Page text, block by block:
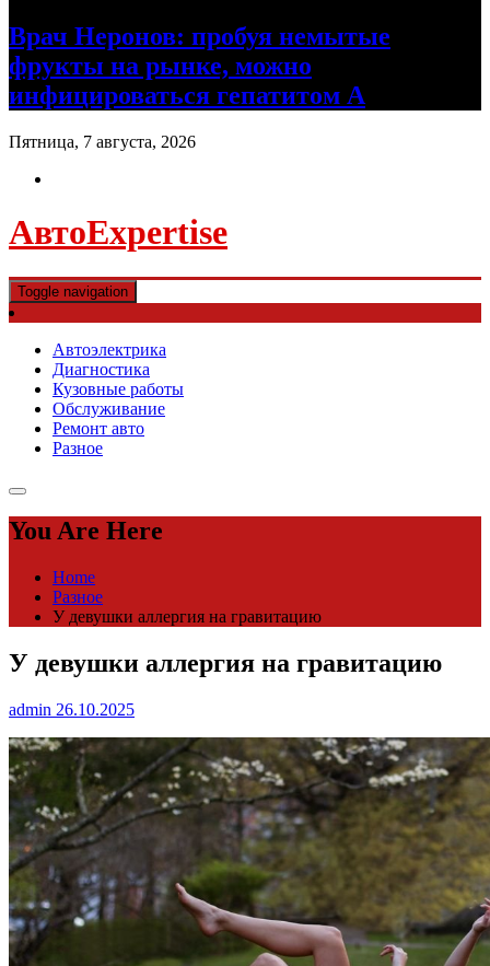
Врач Неронов: пробуя немытые
фрукты на рынке, можно
инфицироваться гепатитом А
Пятница, 7 августа, 2026
АвтоExpertise
Toggle navigation
Автоэлектрика
Диагностика
Кузовные работы
Обслуживание
Ремонт авто
Разное
You Are Here
Home
Разное
У девушки аллергия на гравитацию
У девушки аллергия на гравитацию
admin 26.10.2025